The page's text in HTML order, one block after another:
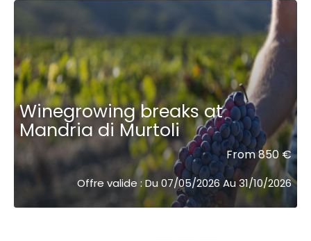
Winegrowing breaks at
Mandria di Murtoli
From 850 €
Offre valide : Du 07/05/2026 Au 31/10/2026